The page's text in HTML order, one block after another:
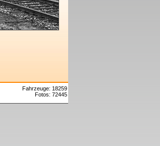
Fahrzeuge: 18259
Fotos: 72445